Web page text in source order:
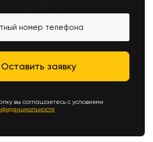
вы соглашаетесь с условиями